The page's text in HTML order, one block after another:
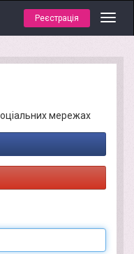
Реєстрація
мережах